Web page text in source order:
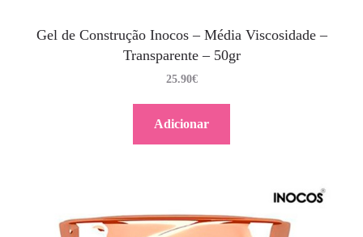
Gel de Construção Inocos – Média Viscosidade –
Transparente – 50gr
25.90€
Adicionar